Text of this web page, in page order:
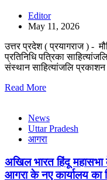
Editor
May 11, 2026
उत्तर प्रदेश ( प्रयागराज ) -
प्रतिनिधि पत्रिका
संस्थान साहित्यांजलि
Read More
News
Uttar Pradesh
आगरा
अखिल भारत हिंदू महासभा के
आगरा के नए कार्यालय का